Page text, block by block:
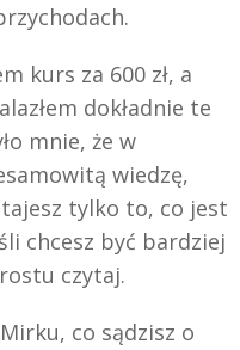
kurs za 600 zł, a
dokładnie te
mnie, że w
wiedzę,
tylko to, co jest
chcesz być bardziej
czytaj.
co sądzisz o